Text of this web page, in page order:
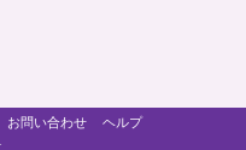
お問い合わせ
ヘルプ